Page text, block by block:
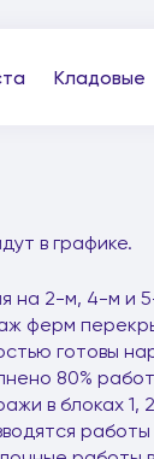
Кладовые
в графике.
на 2-м, 4-м и
ферм
готовы
80%
в блоках 1,